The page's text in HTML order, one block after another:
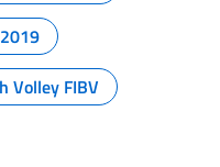
Volley FIBV